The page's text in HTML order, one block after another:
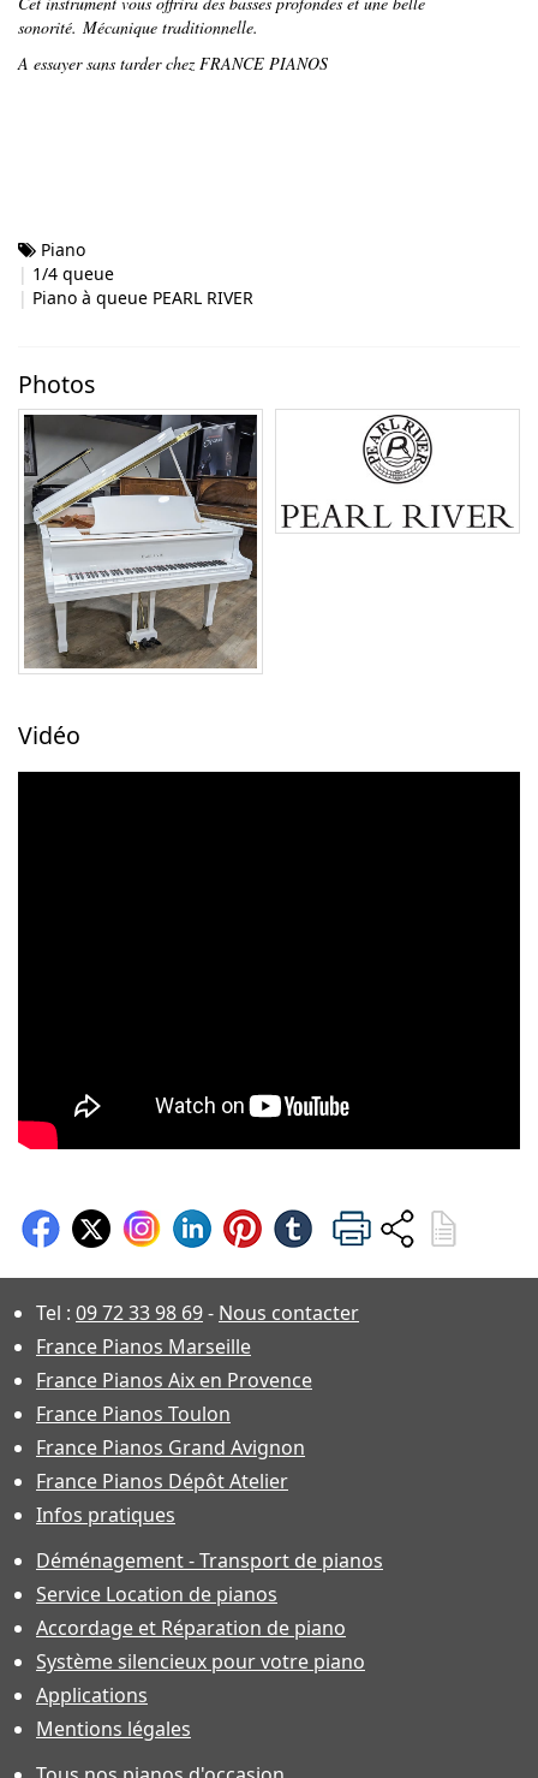
sonorité. Mécanique traditionnelle.
A essayer sans tarder chez FRANCE PIANOS
Piano
1/4 queue
Piano à queue PEARL RIVER
Photos
Vidéo
Tel : 09 72 33 98 69- Nous contacter
France Pianos Marseille
France Pianos Aix en Provence
France Pianos Toulon
France Pianos Grand Avignon
France Pianos Dépôt Atelier
Infos pratiques
Déménagement - Transport de pianos
Service Location de pianos
Accordage et Réparation de piano
Système silencieux pour votre piano
Applications
Mentions légales